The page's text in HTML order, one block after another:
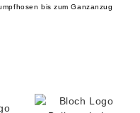
bis zum Ganzanzug